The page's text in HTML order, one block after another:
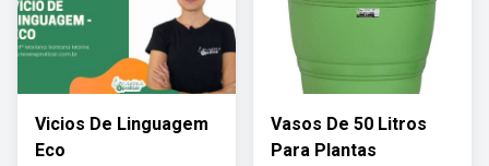
Vicios De Linguagem
Eco
Vasos De 50 Litros
Para Plantas